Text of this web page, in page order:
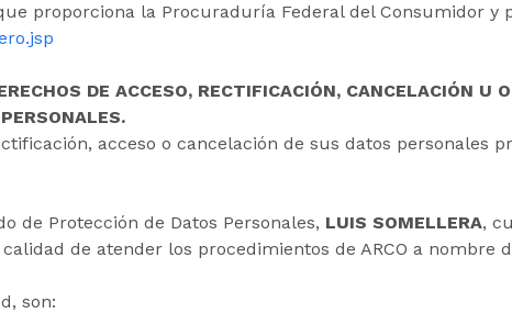
proporciona la Procuraduría Federal del Consumidor y
DE ACCESO, RECTIFICACIÓN, CANCELACIÓN U
acceso o cancelación de sus datos personales
de Protección de Datos Personales, LUIS SOMELLERA,
de atender los procedimientos de ARCO a nombre
son: